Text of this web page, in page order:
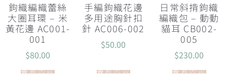
鉤織編織蕾絲
大圈耳環 – 米
黃花邊 AC001-
001
$80.00
查看內容
手編鉤織花邊
多用途胸針扣
針 AC006-002
$50.00
查看內容
日常斜揹鉤織
編織包 – 動動
貓耳 CB002-
005
$230.00
查看內容